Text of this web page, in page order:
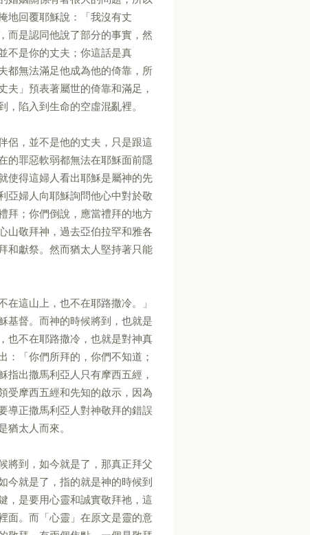
地回覆耶穌說：「我沒有丈
而是認同他說了部分的事實，然
不是你的丈夫；你這話是真
都無法滿足他成為他的倚靠，所
夫」預表著屬世的倚靠和滿足，
陷入到生命的空虛混亂裡。
侶，並不是他的丈夫，只是跟這
的罪惡軟弱都無法在耶穌面前隱
使得這婦人看出耶穌是屬神的先
亞婦人向耶穌詢問他心中對於敬
拜；你們倒說，應當禮拜的地方
山敬拜神，過去亞伯拉罕和雅各
和獻祭。然而猶太人堅持著只能
這山上，也不在耶路撒冷。」
基督。而神的時候將到，也就是
也不在耶路撒冷，也就是對神真
「你們所拜的，你們不知道；
出撒馬利亞人只有摩西五經，
受摩西五經和先知的啟示，因為
導正撒馬利亞人對神敬拜的錯誤
太人而來。
將到，如今就是了，那真正拜父
今就是了，指的就是神的時候到
，是要用心靈和誠實敬拜祂，這
面。而「心靈」在原文是靈的意